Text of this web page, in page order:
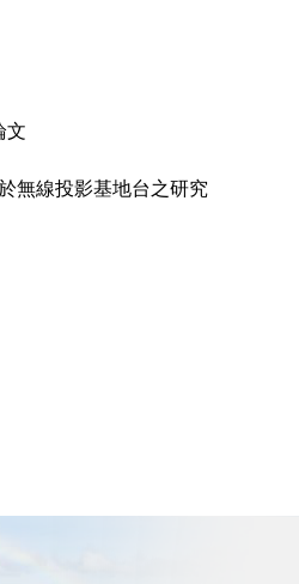
文
無線投影基地台之研究